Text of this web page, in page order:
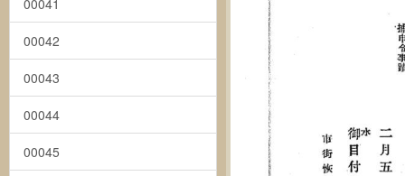
00041
00042
00043
00044
00045